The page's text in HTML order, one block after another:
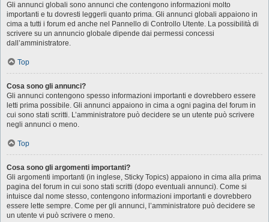
Gli annunci globali sono annunci che contengono informazioni molto
importanti e tu dovresti leggerli quanto prima. Gli annunci globali appaiono in
cima a tutti i forum ed anche nel Pannello di Controllo Utente. La possibilità di
scrivere su un annuncio globale dipende dai permessi concessi
dall’amministratore.
Top
Cosa sono gli annunci?
Gli annunci contengono spesso informazioni importanti e dovrebbero essere
letti prima possibile. Gli annunci appaiono in cima a ogni pagina del forum in
cui sono stati scritti. L’amministratore può decidere se un utente può scrivere
negli annunci o meno.
Top
Cosa sono gli argomenti importanti?
Gli argomenti importanti (in inglese, Sticky Topics) appaiono in cima alla prima
pagina del forum in cui sono stati scritti (dopo eventuali annunci). Come si
intuisce dal nome stesso, contengono informazioni importanti e dovrebbero
essere lette sempre. Come per gli annunci, l’amministratore può decidere se
un utente vi può scrivere o meno.